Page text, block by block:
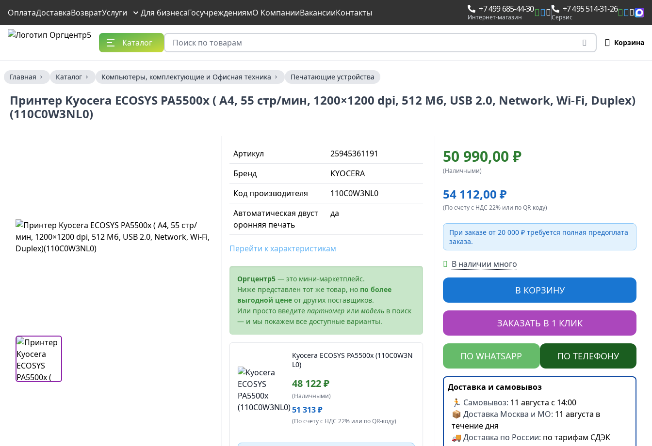
ОплатаДоставкаВозвратУслуги Для бизнесаГосучреждениямО КомпанииВакансииКонтакты +7 499 685-44-30
Интернет-магазин
+7 495 514-31-26
Сервис
Каталог Корзина
Главная Каталог Компьютеры, комплектующие и Офисная техника Печатающие устройства
Принтер Kyocera ECOSYS PA5500x ( A4, 55 стр/мин, 1200×1200 dpi, 512 Мб, USB 2.0, Network, Wi-Fi, Duplex)
(110C0W3NL0)
Артикул
25945361191
Бренд
KYOCERA
Код производителя
110C0W3NL0
Автоматическая двуст
оронняя печать
да
Перейти к характеристикам
Оргцентр5 — это мини-маркетплейс.
Ниже представлен тот же товар, но по более
выгодной цене от других поставщиков.
Или просто введитепартномер илимодель в поиск
— и мы покажем все доступные варианты.
Kyocera ECOSYS PA5500x (110C0W3N
L0)
48 122 ₽
(Наличными)
51 313 ₽
(По счету с НДС 22% или по QR-коду)
50 990,00 ₽
(Наличными)
54 112,00 ₽
(По счету с НДС 22% или по QR-коду)
При заказе от 20 000 ₽ требуется полная предоплата
заказа.
В наличии много
В КОРЗИНУ
ЗАКАЗАТЬ В 1 КЛИК
ПО WHATSAPP ПО ТЕЛЕФОНУ
Доставка и самовывоз
🏃 Самовывоз: 11 августа с 14:00
📦 Доставка Москва и МО: 11 августа в
течение дня
🚚 Доставка по России: по тарифам СДЭК